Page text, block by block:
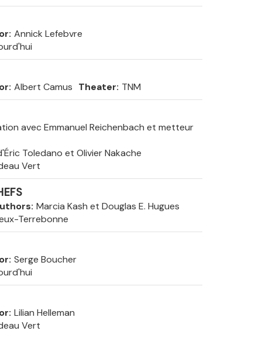
Annick Lefebvre
Albert Camus Theater TNM
avec Emmanuel Reichenbach et metteur
Toledano et Olivier Nakache
Vert
Marcia Kash et Douglas E. Hugues
Terrebonne
Serge Boucher
Lilian Helleman
Vert